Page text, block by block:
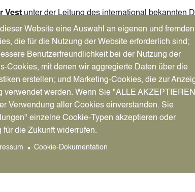
Vestunter der Leitung des international bekannten
und Pop-Hits der vergangenen Jahrzehnte auf die
gesamten Vest sorgen mit viel guter Laune,
für einen Abend, der lange in Erinnerung bleiben
Veranstaltung gibt es für 17 Euro zzgl. Gebühren bei
mit dem Ticketsystem
im Rathaus, Raum 1.22, Tel.: 02363/107-
Website eine Auswahl an eigenen und fremden
die für die Nutzung der Website erforderlich sind;
Benutzerfreundlichkeit bei der Nutzung der
Cookies, mit denen wir aggregierte Daten über die
erstellen; und Marketing-Cookies, die zur
verwendet werden. Wenn Sie "ALLE
Verwendung aller Cookies einverstanden. Sie
einzelne Cookie-Typen akzeptieren oder
die Zukunft widerrufen.
Cookie-Dokumentation